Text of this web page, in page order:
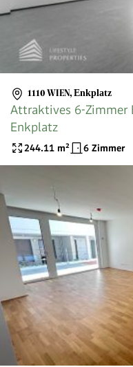
1110 WIEN, Enkplatz
Attraktives 6-Zimmer
Enkplatz
244.11 m² 6 Zimmer